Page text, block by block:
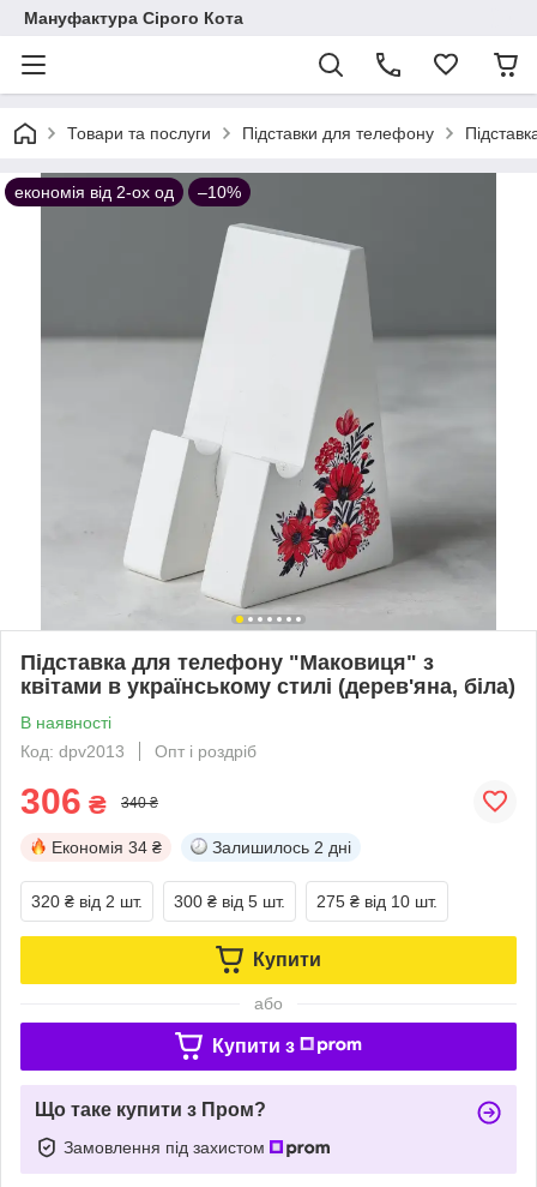
Мануфактура Сірого Кота
Товари та послуги Підставки для телефону
економія від 2-ох од –10%
Підставка для телефону "Маковиця" з
квітами в українському стилі (дерев'яна, біла)
В наявності
Код: dpv2013
Опт і роздріб
306 ₴ 340 ₴
Економія 34 ₴ Залишилось 2 дні
320 ₴ від 2 шт. 300 ₴ від 5 шт. 275 ₴ від 10 шт.
Купити
або
Купити з
Що таке купити з Пром?
Замовлення під захистом